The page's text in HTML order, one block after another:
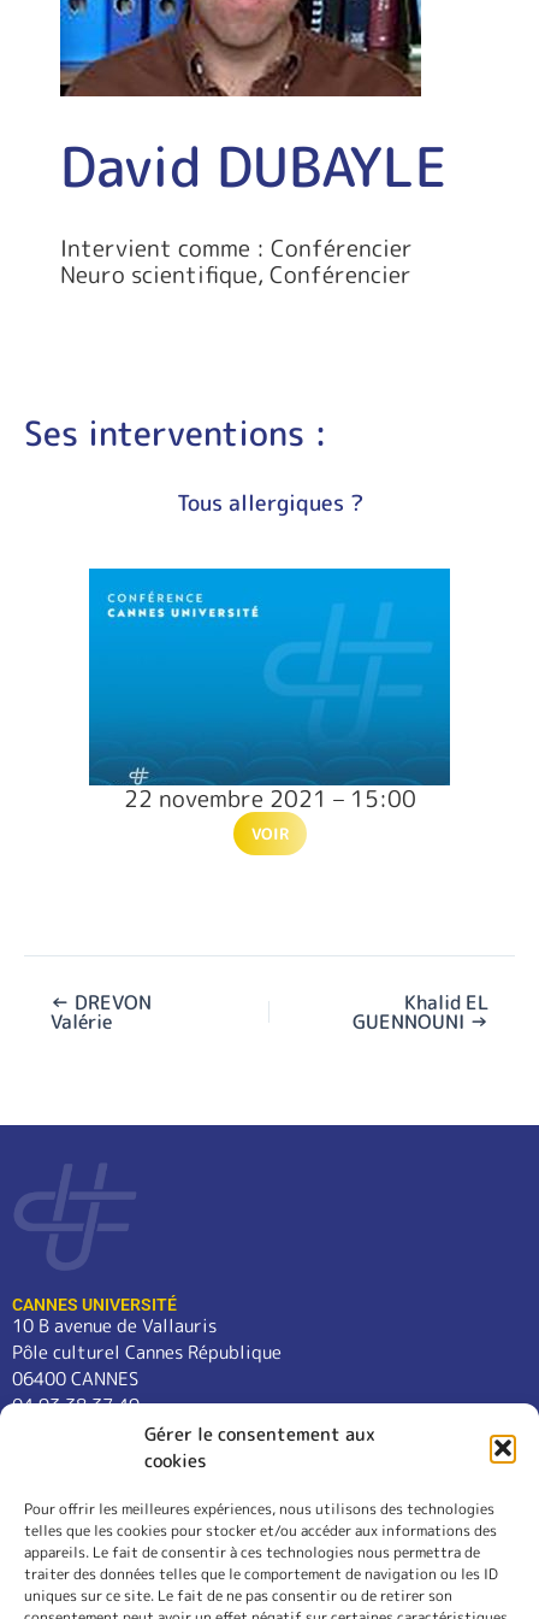
Gérer le consentement aux
cookies
Pour offrir les meilleures expériences, nous utilisons des technologies
telles que les cookies pour stocker et/ou accéder aux informations des
appareils. Le fait de consentir à ces technologies nous permettra de
traiter des données telles que le comportement de navigation ou les ID
uniques sur ce site. Le fait de ne pas consentir ou de retirer son
David DUBAYLE
Intervient comme : Conférencier
Neuro scientifique, Conférencier
Ses interventions :
Tous allergiques ?
22 novembre 2021 – 15:00
VOIR
← DREVON
Valérie
Khalid EL
GUENNOUNI →
CANNES UNIVERSITÉ
10 B avenue de Vallauris
Pôle culturel Cannes République
06400 CANNES
04 93 38 37 49
contact@cannes-universite.fr
COURS
LANGUES
CONFÉRENCES
SORTIES